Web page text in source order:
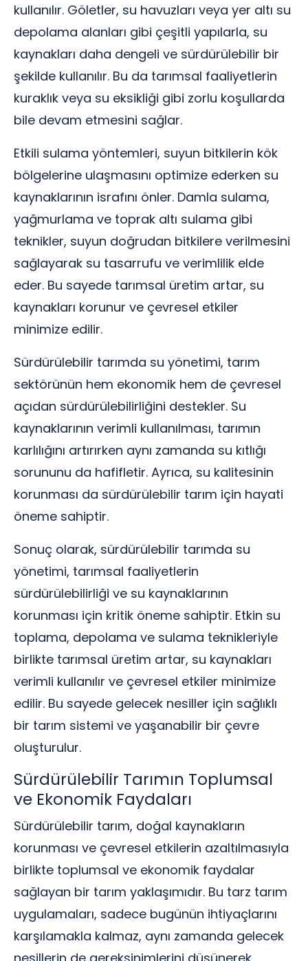
kullanılır. Göletler, su havuzları veya yer altı su
depolama alanları gibi çeşitli yapılarla, su
kaynakları daha dengeli ve sürdürülebilir bir
şekilde kullanılır. Bu da tarımsal faaliyetlerin
kuraklık veya su eksikliği gibi zorlu koşullarda
bile devam etmesini sağlar.
Etkili sulama yöntemleri, suyun bitkilerin kök
bölgelerine ulaşmasını optimize ederken su
kaynaklarının israfını önler. Damla sulama,
yağmurlama ve toprak altı sulama gibi
teknikler, suyun doğrudan bitkilere verilmesini
sağlayarak su tasarrufu ve verimlilik elde
eder. Bu sayede tarımsal üretim artar, su
kaynakları korunur ve çevresel etkiler
minimize edilir.
Sürdürülebilir tarımda su yönetimi, tarım
sektörünün hem ekonomik hem de çevresel
açıdan sürdürülebilirliğini destekler. Su
kaynaklarının verimli kullanılması, tarımın
karlılığını artırırken aynı zamanda su kıtlığı
sorununu da hafifletir. Ayrıca, su kalitesinin
korunması da sürdürülebilir tarım için hayati
öneme sahiptir.
Sonuç olarak, sürdürülebilir tarımda su
yönetimi, tarımsal faaliyetlerin
sürdürülebilirliği ve su kaynaklarının
korunması için kritik öneme sahiptir. Etkin su
toplama, depolama ve sulama teknikleriyle
birlikte tarımsal üretim artar, su kaynakları
verimli kullanılır ve çevresel etkiler minimize
edilir. Bu sayede gelecek nesiller için sağlıklı
bir tarım sistemi ve yaşanabilir bir çevre
oluşturulur.
Sürdürülebilir Tarımın Toplumsal
ve Ekonomik Faydaları
Sürdürülebilir tarım, doğal kaynakların
korunması ve çevresel etkilerin azaltılmasıyla
birlikte toplumsal ve ekonomik faydalar
sağlayan bir tarım yaklaşımıdır. Bu tarz tarım
uygulamaları, sadece bugünün ihtiyaçlarını
karşılamakla kalmaz, aynı zamanda gelecek